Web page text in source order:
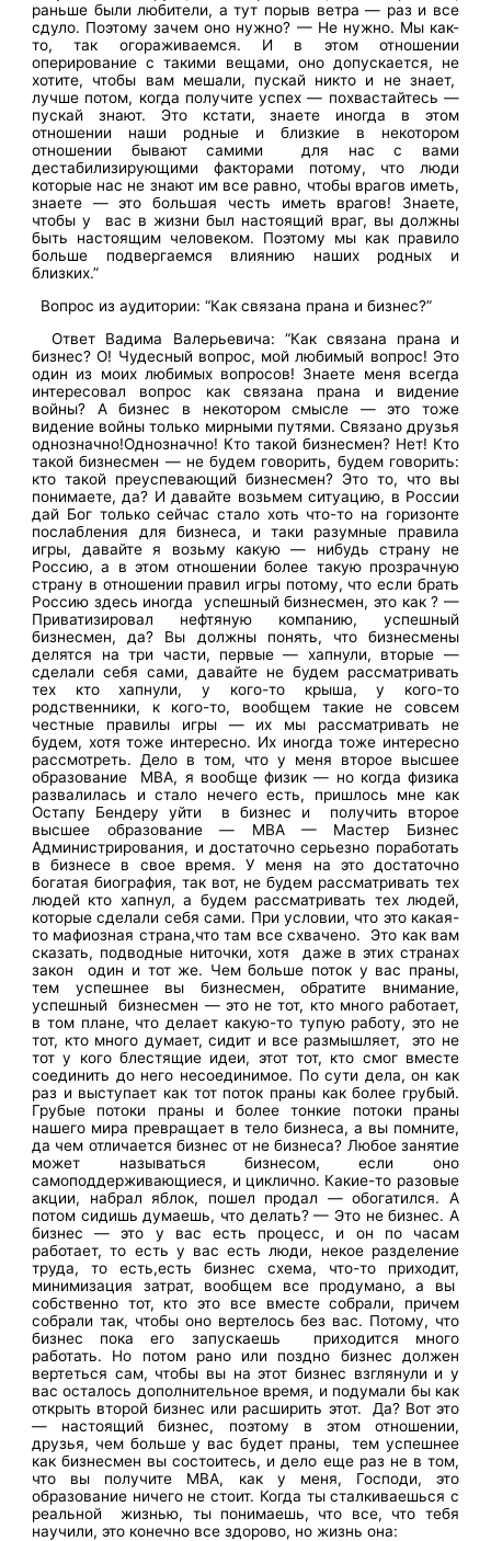
раньше были любители, а тут порыв ветра — раз и все
сдуло. Поэтому зачем оно нужно? — Не нужно. Мы как-
то, так огораживаемся. И в этом отношении
оперирование с такими вещами, оно допускается, не
хотите, чтобы вам мешали, пускай никто и не знает,
лучше потом, когда получите успех — похвастайтесь —
пускай знают. Это кстати, знаете иногда в этом
отношении наши родные и близкие в некотором
отношении бывают самими для нас с вами
дестабилизирующими факторами потому, что люди
которые нас не знают им все равно, чтобы врагов иметь,
знаете — это большая честь иметь врагов! Знаете,
чтобы у вас в жизни был настоящий враг, вы должны
быть настоящим человеком. Поэтому мы как правило
больше подвергаемся влиянию наших родных и
близких.”
Вопрос из аудитории: “Как связана прана и бизнес?”
Ответ Вадима Валерьевича: “Как связана прана и
бизнес? О! Чудесный вопрос, мой любимый вопрос! Это
один из моих любимых вопросов! Знаете меня всегда
интересовал вопрос как связана прана и видение
войны? А бизнес в некотором смысле — это тоже
видение войны только мирными путями. Связано друзья
однозначно!Однозначно! Кто такой бизнесмен? Нет! Кто
такой бизнесмен — не будем говорить, будем говорить:
кто такой преуспевающий бизнесмен? Это то, что вы
понимаете, да? И давайте возьмем ситуацию, в России
дай Бог только сейчас стало хоть что-то на горизонте
послабления для бизнеса, и таки разумные правила
игры, давайте я возьму какую — нибудь страну не
Россию, а в этом отношении более такую прозрачную
страну в отношении правил игры потому, что если брать
Россию здесь иногда успешный бизнесмен, это как ? —
Приватизировал нефтяную компанию, успешный
бизнесмен, да? Вы должны понять, что бизнесмены
делятся на три части, первые — хапнули, вторые —
сделали себя сами, давайте не будем рассматривать
тех кто хапнули, у кого-то крыша, у кого-то
родственники, к кого-то, вообщем такие не совсем
честные правилы игры — их мы рассматривать не
будем, хотя тоже интересно. Их иногда тоже интересно
рассмотреть. Дело в том, что у меня второе высшее
образование MBA, я вообще физик — но когда физика
развалилась и стало нечего есть, пришлось мне как
Остапу Бендеру уйти в бизнес и получить второе
высшее образование — MBA — Мастер Бизнес
Администрирования, и достаточно серьезно поработать
в бизнесе в свое время. У меня на это достаточно
богатая биография, так вот, не будем рассматривать тех
людей кто хапнул, а будем рассматривать тех людей,
которые сделали себя сами. При условии, что это какая-
то мафиозная страна,что там все схвачено. Это как вам
сказать, подводные ниточки, хотя даже в этих странах
закон один и тот же. Чем больше поток у вас праны,
тем успешнее вы бизнесмен, обратите внимание,
успешный бизнесмен — это не тот, кто много работает,
в том плане, что делает какую-то тупую работу, это не
тот, кто много думает, сидит и все размышляет, это не
тот у кого блестящие идеи, этот тот, кто смог вместе
соединить до него несоединимое. По сути дела, он как
раз и выступает как тот поток праны как более грубый.
Грубые потоки праны и более тонкие потоки праны
нашего мира превращает в тело бизнеса, а вы помните,
да чем отличается бизнес от не бизнеса? Любое занятие
может называться бизнесом, если оно
самоподдерживающиеся, и циклично. Какие-то разовые
акции, набрал яблок, пошел продал — обогатился. А
потом сидишь думаешь, что делать? — Это не бизнес. А
бизнес — это у вас есть процесс, и он по часам
работает, то есть у вас есть люди, некое разделение
труда, то есть,есть бизнес схема, что-то приходит,
минимизация затрат, вообщем все продумано, а вы
собственно тот, кто это все вместе собрали, причем
собрали так, чтобы оно вертелось без вас. Потому, что
бизнес пока его запускаешь приходится много
работать. Но потом рано или поздно бизнес должен
вертеться сам, чтобы вы на этот бизнес взглянули и у
вас осталось дополнительное время, и подумали бы как
открыть второй бизнес или расширить этот. Да? Вот это
— настоящий бизнес, поэтому в этом отношении,
друзья, чем больше у вас будет праны, тем успешнее
как бизнесмен вы состоитесь, и дело еще раз не в том,
что вы получите MBA, как у меня, Господи, это
образование ничего не стоит. Когда ты сталкиваешься с
реальной жизнью, ты понимаешь, что все, что тебя
научили, это конечно все здорово, но жизнь она: